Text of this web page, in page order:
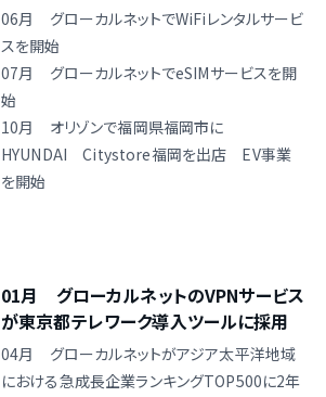
06月 グローカルネットでWiFiレンタルサービ
スを開始
07月 グローカルネットでeSIMサービスを開
始
10月 オリゾンで福岡県福岡市に
HYUNDAI Citystore福岡を出店 EV事業
を開始
01月 グローカルネットのVPNサービス
が東京都テレワーク導入ツールに採用
04月 グローカルネットがアジア太平洋地域
における急成長企業ランキングTOP500に2年